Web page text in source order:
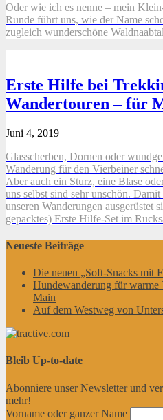
Oder wie ich es nenne – mein
Runde führt uns, wie der Name
zugleich wunderschöne
Erste Hilfe bei
Wandertouren – für
Juni 4, 2019
Glasscherben, Dornen oder
Wanderung für den Vierbeiner
Aber auch ein Sturz, eine Blase
uns selbst sind sehr unschön.
unseren Wanderungen ausgerüstet
gepacktes) Erste Hilfe-Set im
Neueste Beiträge
Die neuen „Soft-Snacks mit
Hundewanderung für warme
Main
Auf dem Westweg von
Bleib Up-to-date
Abonniere unser Newsletter und
mehr!
Vorname oder ganzer Name